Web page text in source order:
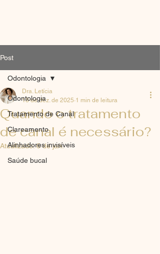
Post
Odontologia
Tratamento de Canal
Clareamento
Alinhadores invisíveis
Saúde bucal
Odontologia
Quando o tratamento
de canal é necessário?
Dra. Letícia
18 de dez. de 2025 1 min de leitura
Atualizado:6 de jan.